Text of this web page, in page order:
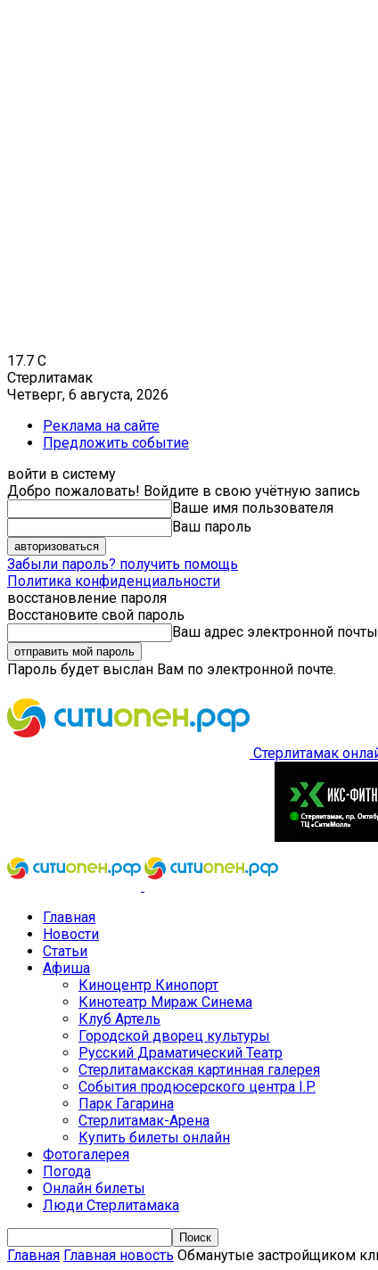
17.7 C
Стерлитамак
Четверг, 6 августа, 2026
Реклама на сайте
Предложить событие
войти в систему
Добро пожаловать! Войдите в свою учётную запись
Ваше имя пользователя
Ваш пароль
Забыли пароль? получить помощь
Политика конфиденциальности
восстановление пароля
Восстановите свой пароль
Ваш адрес электронной почты
Пароль будет выслан Вам по электронной почте.
Стерлитамак
Главная
Новости
Статьи
Афиша
Киноцентр Кинопорт
Кинотеатр Мираж Синема
Клуб Артель
Городской дворец культуры
Русский Драматический Театр
Стерлитамакская картинная галерея
События продюсерского центра I.P.
Парк Гагарина
Стерлитамак-Арена
Купить билеты онлайн
Фотогалерея
Погода
Онлайн билеты
Люди Стерлитамака
Главная Главная новость Обманутые застройщиком